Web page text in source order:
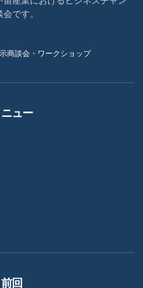
です。
商談会・ワークショップ
ュー
前回